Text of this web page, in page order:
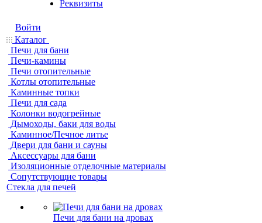
Реквизиты
Войти
Каталог
Печи для бани
Печи-камины
Печи отопительные
Котлы отопительные
Каминные топки
Печи для сада
Колонки водогрейные
Дымоходы, баки для воды
Каминное/Печное литье
Двери для бани и сауны
Аксессуары для бани
Изоляционные отделочные материалы
Сопутствующие товары
Стекла для печей
Печи для бани на дровах